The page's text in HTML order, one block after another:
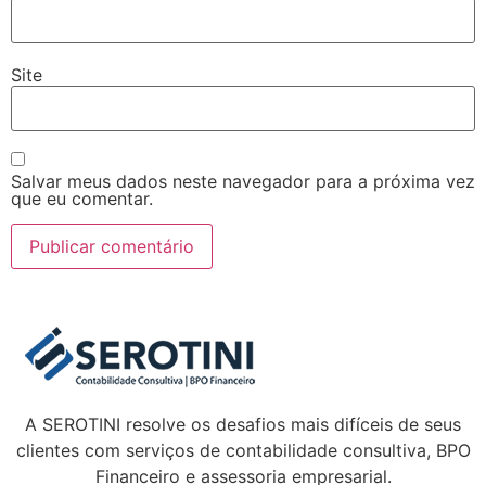
Site
Salvar meus dados neste navegador para a próxima vez
que eu comentar.
A SEROTINI resolve os desafios mais difíceis de seus
clientes com serviços de contabilidade consultiva, BPO
Financeiro e assessoria empresarial.